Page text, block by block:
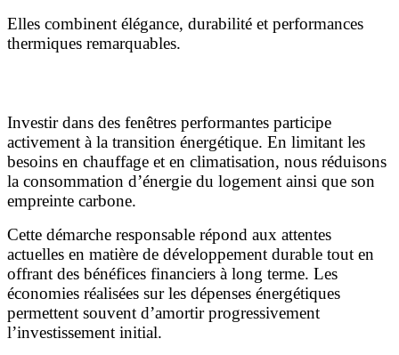
Elles combinent élégance, durabilité et performances
thermiques remarquables.
Investir dans des fenêtres performantes participe
activement à la transition énergétique. En limitant les
besoins en chauffage et en climatisation, nous réduisons
la consommation d’énergie du logement ainsi que son
empreinte carbone.
Cette démarche responsable répond aux attentes
actuelles en matière de développement durable tout en
offrant des bénéfices financiers à long terme. Les
économies réalisées sur les dépenses énergétiques
permettent souvent d’amortir progressivement
l’investissement initial.